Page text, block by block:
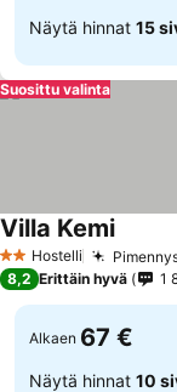
Näytä hinnat 15
Suosittu valinta
2 Tähtiluokitus
Hostelli
Villa Kemi
8,2 Erittäin hyvä 1
Alkaen 67 €
Näytä hinnat 10